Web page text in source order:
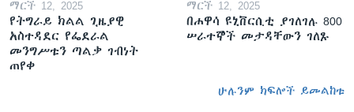
ማርች 12, 2025
የትግራይ ክልል ጊዜያዊ
አስተዳደር የፌደራል
መንግሥቱን ጣልቃ ገብነት
ጠየቀ
ማርች 12, 2025
በሐዋሳ ዩኒቨርሲቲ ያገለገሉ 800
ሠራተኞች መታዳቸውን ገለጹ
ሁሉንም ክፍሎች ይመልከቱ